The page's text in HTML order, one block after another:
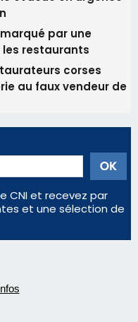
CNI et recevez par
et une sélection de